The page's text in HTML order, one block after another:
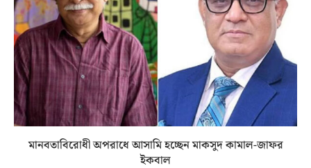
মানবতাবিরোধী অপরাধে আসামি হচ্ছেন মাকসুদ কামাল-জাফর
ইকবাল